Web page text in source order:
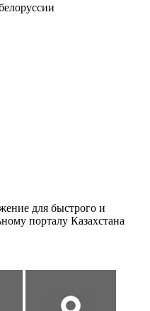
для быстрого и
порталу Казахстана